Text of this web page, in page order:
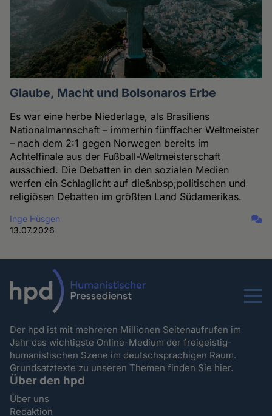
Glaube, Macht und Bolsonaros Erbe
Es war eine herbe Niederlage, als Brasiliens
Nationalmannschaft – immerhin fünffacher Weltmeister
– nach dem 2:1 gegen Norwegen bereits im
Achtelfinale aus der Fußball-Weltmeisterschaft
ausschied. Die Debatten in den sozialen Medien
werfen ein Schlaglicht auf die&nbsp;politischen und
religiösen Debatten im größten Land Südamerikas.
Inge Hüsgen
13.07.2026
Menu
Der hpd ist mit mehreren Millionen Seitenaufrufen im
Jahr das wichtigste Online-Medium der freigeistig-
humanistischen Szene im deutschsprachigen Raum.
Grundsatztexte zu unseren Themenfinden Sie hier.
Über den hpd
Über uns
Redaktion